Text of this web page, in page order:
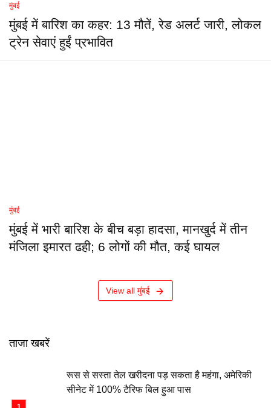
मुंबई
मुंबई में बारिश का कहर: 13 मौतें, रेड अलर्ट जारी, लोकल
ट्रेन सेवाएं हुईं प्रभावित
मुंबई
मुंबई में भारी बारिश के बीच बड़ा हादसा, मानखुर्द में तीन
मंजिला इमारत ढही; 6 लोगों की मौत, कई घायल
View all मुंबई
ताजा खबरें
रूस से सस्ता तेल खरीदना पड़ सकता है महंगा, अमेरिकी
सीनेट में 100% टैरिफ बिल हुआ पास